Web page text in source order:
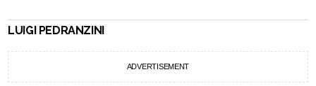
LUIGI PEDRANZINI
ADVERTISEMENT